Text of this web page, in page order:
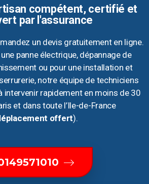
compétent, certifié et
par l'assurance
un devis gratuitement en ligne.
panne électrique, dépannage de
ou pour une installation et
notre équipe de techniciens
intervenir rapidement en moins de 30
et dans toute l’Ile-de-France
offert).